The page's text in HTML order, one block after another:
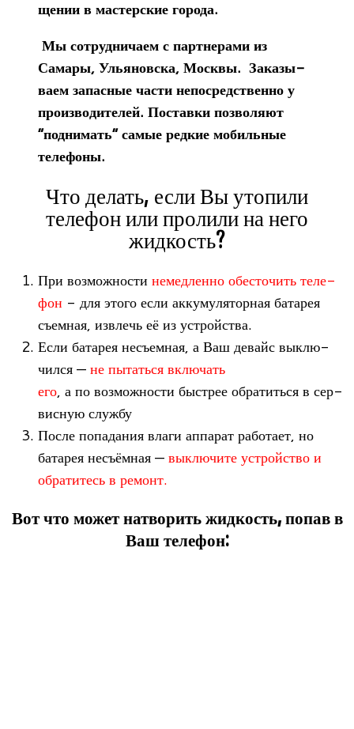
ще­нии в мастер­ские города.
Мы сотруд­ни­чаем с парт­не­рами из
Самары, Улья­нов­ска, Москвы. Зака­зы­
ваем запас­ные части непо­сред­ственно у
про­из­во­ди­те­лей. Поставки поз­во­ляют
“под­ни­мать” самые ред­кие мобиль­ные
телефоны.
Что делать, если Вы утопили
телефон или пролили на него
жидкость?
При воз­мож­но­сти немед­ленно обес­то­чить теле­
фон - для этого если акку­му­ля­тор­ная бата­рея
съем­ная, извлечь её из устройства.
Если бата­рея несъем­ная, а Ваш девайс выклю­
чился —не пытаться вклю­чать
его, а по воз­мож­но­сти быст­рее обра­титься в сер­
вис­ную службу
После попа­да­ния влаги аппа­рат рабо­тает, но
бата­рея несъём­ная —выклю­чите устрой­ство и
обра­ти­тесь в ремонт.
Вот что может натворить жидкость, попав в
Ваш телефон: